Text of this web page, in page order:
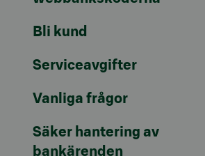
Bli kund
Serviceavgifter
Vanliga frågor
Säker hantering av
bankärenden